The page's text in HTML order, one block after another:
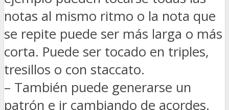
notas al mismo ritmo o la nota que
se repite puede ser más larga o más
corta. Puede ser tocado en triples,
tresillos o con staccato.
– También puede generarse un
patrón e ir cambiando de acordes.